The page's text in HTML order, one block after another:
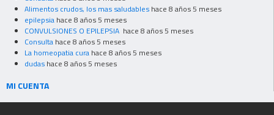
Alimentos crudos, los mas saludables hace 8 años 5 meses
epilepsia hace 8 años 5 meses
CONVULSIONES O EPILEPSIA hace 8 años 5 meses
Consulta hace 8 años 5 meses
La homeopatia cura hace 8 años 5 meses
dudas hace 8 años 5 meses
MI CUENTA